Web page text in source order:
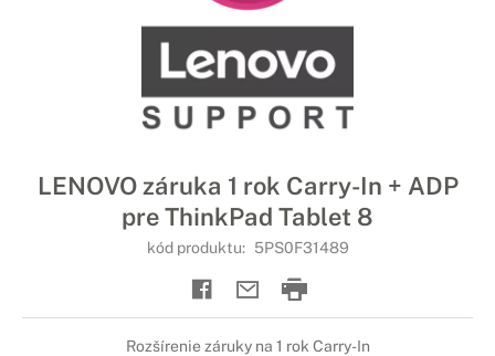
LENOVO záruka 1 rok Carry-In + ADP
pre ThinkPad Tablet 8
kód produktu: 5PS0F31489
Rozšírenie záruky na 1 rok Carry-In